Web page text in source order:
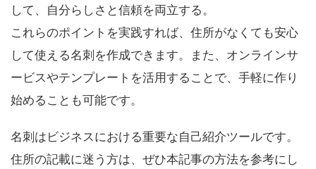
して、自分らしさと信頼を両立する。
これらのポイントを実践すれば、住所がなくても安心
して使える名刺を作成できます。また、オンラインサ
ービスやテンプレートを活用することで、手軽に作り
始めることも可能です。
名刺はビジネスにおける重要な自己紹介ツールです。
住所の記載に迷う方は、ぜひ本記事の方法を参考にし